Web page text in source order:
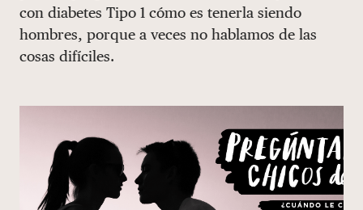
con diabetes Tipo 1 cómo es tenerla siendo
hombres, porque a veces no hablamos de las
cosas difíciles.